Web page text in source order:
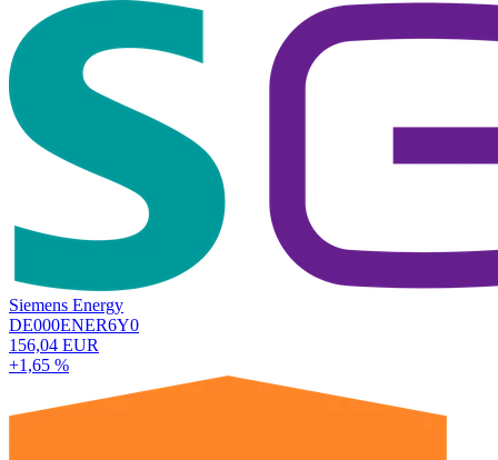
Siemens Energy
DE000ENER6Y0
156,04 EUR
+1,65 %